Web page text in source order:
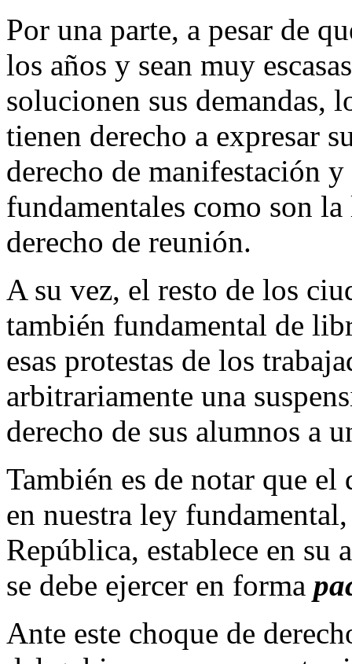
Por una parte, a pesar de
los años y sean muy
solucionen sus demandas,
tienen derecho a expresar
derecho de manifestación
fundamentales como son
derecho de reunión.
A su vez, el resto de los
también fundamental de
esas protestas de los
arbitrariamente una
derecho de sus alumnos a
También es de notar que
en nuestra ley
República, establece en su
se debe ejercer en forma
Ante este choque de